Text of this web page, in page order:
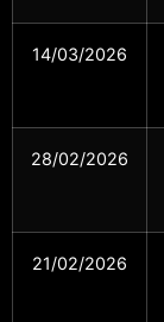
14/03/2026
28/02/2026
21/02/2026